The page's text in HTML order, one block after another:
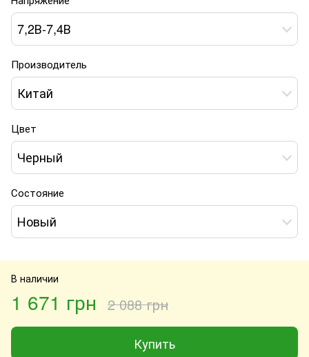
7,2В-7,4В
Производитель
Китай
Цвет
Черный
Состояние
Новый
В наличии
1 671 грн 2 088 грн
Купить